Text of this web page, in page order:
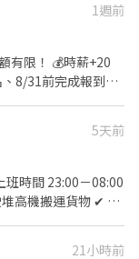
八天:日
約79704起，夜班
天)/夜班若休假日
工作內
均每年發放8.5個月
案獎金 ✓免費宿
1週前
有限！ 💰時薪+20
8/31前完成報到即
勤滿8小時，且無遲
時薪＋雙獎金，立
、8/31前報到即可享
5天前
21小時前